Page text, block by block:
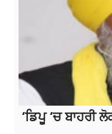
‘ਡਿਪੂ ‘ਚ ਬਾਹਰੀ